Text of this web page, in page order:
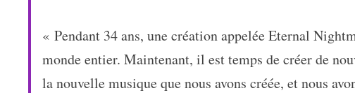
« Pendant 34 ans, une création appelée Eternal
monde entier. Maintenant, il est temps de créer de
la nouvelle musique que nous avons créée, et nous